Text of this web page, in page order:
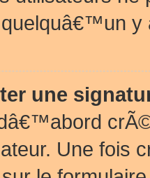
y
une
Une fois